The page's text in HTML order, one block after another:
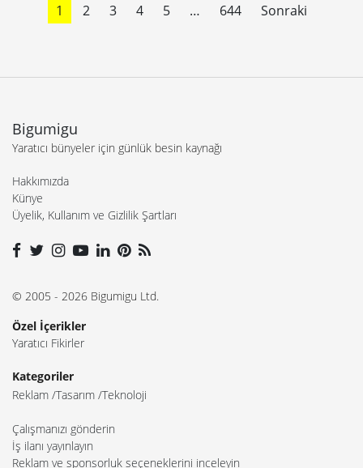
1 2 3 4 5 … 644 Sonraki
Bigumigu
Yaratıcı bünyeler için günlük besin kaynağı
Hakkımızda
Künye
Üyelik, Kullanım ve Gizlilik Şartları
© 2005 - 2026 Bigumigu Ltd.
Özel İçerikler
Yaratıcı Fikirler
Kategoriler
Reklam Tasarım Teknoloji
Çalışmanızı gönderin
İş ilanı yayınlayın
Reklam ve sponsorluk seçeneklerini inceleyin